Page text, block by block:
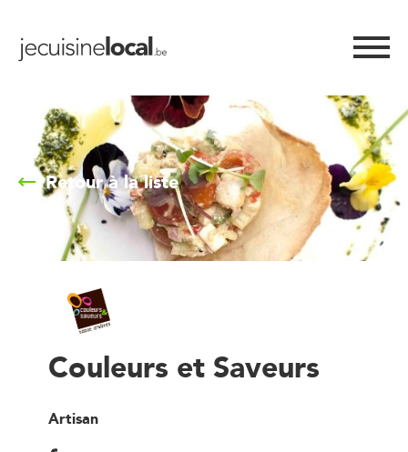
Retour à la liste
Couleurs et Saveurs
Artisan